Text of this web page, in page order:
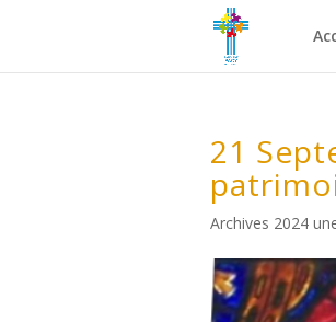
21
Archives 2024